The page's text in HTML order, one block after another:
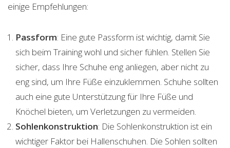
einige Empfehlungen:
Passform: Eine gute Passform ist wichtig, damit Sie
sich beim Training wohl und sicher fühlen. Stellen Sie
sicher, dass Ihre Schuhe eng anliegen, aber nicht zu
eng sind, um Ihre Füße einzuklemmen. Schuhe sollten
auch eine gute Unterstützung für Ihre Füße und
Knöchel bieten, um Verletzungen zu vermeiden.
Sohlenkonstruktion: Die Sohlenkonstruktion ist ein
wichtiger Faktor bei Hallenschuhen. Die Sohlen sollten